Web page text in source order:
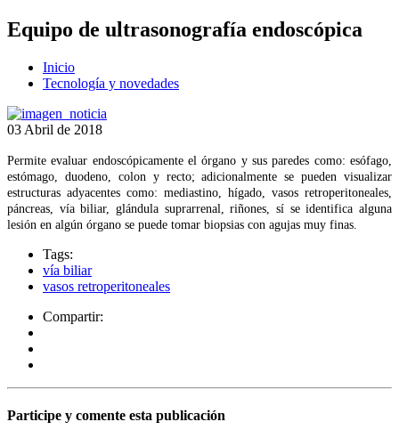
Equipo de ultrasonografía endoscópica
Inicio
Tecnología y novedades
03 Abril de 2018
Permite evaluar endoscópicamente el órgano y sus paredes como: esófago,
estómago, duodeno, colon y recto; adicionalmente se pueden visualizar
estructuras adyacentes como: mediastino, hígado, vasos retroperitoneales,
páncreas, vía biliar, glándula suprarrenal, riñones, sí se identifica alguna
lesión en algún órgano se puede tomar biopsias con agujas muy finas.
Tags:
vía biliar
vasos retroperitoneales
Compartir:
Participe y comente esta publicación